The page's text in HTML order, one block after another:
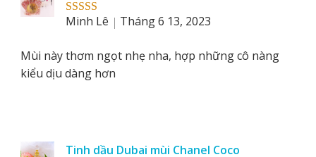
Rated 5out
Minh Lê
Tháng 6 13, 2023
Mùi này thơm ngọt nhẹ nha, hợp những cô nàng
kiểu dịu dàng hơn
Tinh dầu Dubai mùi Chanel Coco